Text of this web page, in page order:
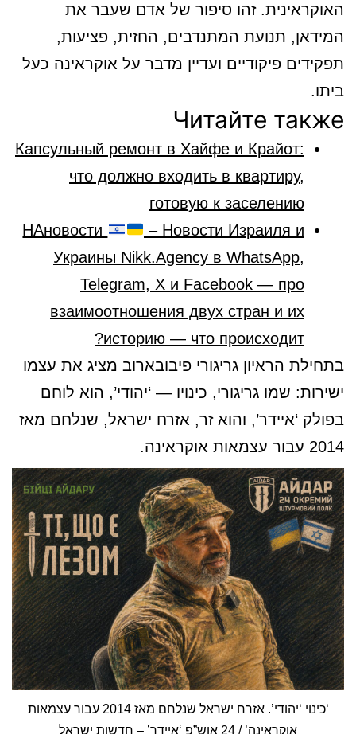
האוקראינית. זהו סיפור של אדם שעבר את
המידאן, תנועת המתנדבים, החזית, פציעות,
תפקידים פיקודיים ועדיין מדבר על אוקראינה כעל
ביתו.
Читайте также
Капсульный ремонт в Хайфе и Крайот:
что должно входить в квартиру,
готовую к заселению
НАновости
– Новости Израиля и
Украины Nikk.Agency в WhatsApp,
Telegram, X и Facebook — про
взаимоотношения двух стран и их
историю — что происходит?
בתחילת הראיון גריגורי פיבובארוב מציג את עצמו
ישירות: שמו גריגורי, כינויו — ‘יהודי’, הוא לוחם
בפולק ‘איידר’, והוא זר, אזרח ישראל, שנלחם מאז
2014 עבור עצמאות אוקראינה.
‘כינוי ‘יהודי’. אזרח ישראל שנלחם מאז 2014 עבור עצמאות
אוקראינה’ / 24 אוש”פ ‘איידר’ – חדשות ישראל